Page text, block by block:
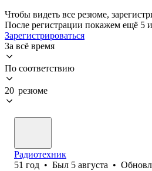
Чтобы видеть все резюме,
После регистрации покажем ещё 5
Зарегистрироваться
За всё время
По соответствию
20 резюме
Радиотехник
51 год • Был 5 августа •